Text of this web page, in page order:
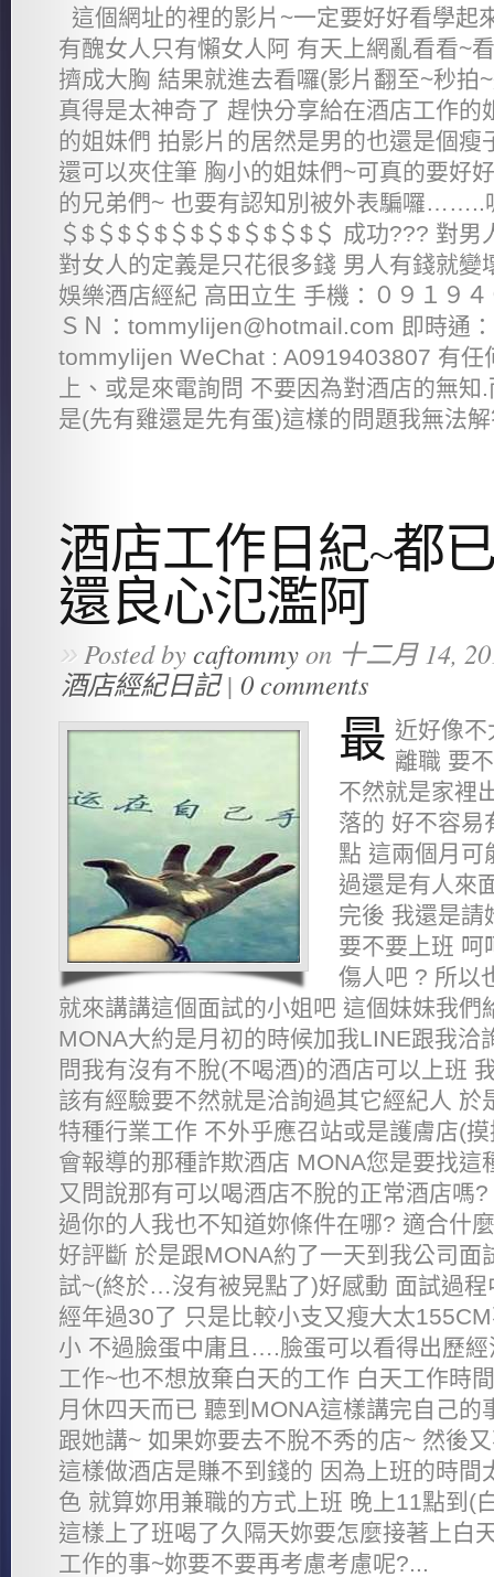
這個網址的裡的影片~一定要好好看學
有醜女人只有懶女人阿 有天上網亂看看~
擠成大胸 結果就進去看囉(影片翻至~秒拍
真得是太神奇了 趕快分享給在酒店工作
的姐妹們 拍影片的居然是男的也還是個瘦
還可以夾住筆 胸小的姐妹們~可真的要好
的兄弟們~ 也要有認知別被外表騙囉……..
＄$＄$＄$＄$＄$＄$＄$＄ 成功??? 對男
對女人的定義是只花很多錢 男人有錢就變
娛樂酒店經紀 高田立生 手機：０９１９
ＳＮ：tommylijen@hotmail.com 即時通
tommylijen WeChat : A0919403807 有任
上、或是來電詢問 不要因為對酒店的無
是(先有雞還是先有蛋)這樣的問題我無法
酒店工作日紀~都
還良心氾濫阿
»Posted bycaftommyon 十二月 14,
酒店經紀日記| 0 comments
最 近好像
離職 要
不然就是家裡
落的 好不容易
點 這兩個月可
過還是有人來
完後 我還是請
要不要上班
傷人吧 ? 所以
就來講講這個面試的小姐吧 這個妹妹我們
MONA大約是月初的時候加我LINE跟我洽
問我有沒有不脫(不喝酒)的酒店可以上班
該有經驗要不然就是洽詢過其它經紀人 於
特種行業工作 不外乎應召站或是護膚店(
會報導的那種詐欺酒店 MONA您是要找這
又問說那有可以喝酒店不脫的正常酒店嗎
過你的人我也不知道妳條件在哪? 適合什
好評斷 於是跟MONA約了一天到我公司面
試~(終於…沒有被晃點了)好感動 面試過
經年過30了 只是比較小支又瘦大太
小 不過臉蛋中庸且….臉蛋可以看得出歷
工作~也不想放棄白天的工作 白天工作時
月休四天而已 聽到MONA這樣講完自己的
跟她講~ 如果妳要去不脫不秀的店~ 然後
這樣做酒店是賺不到錢的 因為上班的時間
色 就算妳用兼職的方式上班 晚上11點到(
這樣上了班喝了久隔天妳要怎麼接著上白
工作的事~妳要不要再考慮考慮呢?...